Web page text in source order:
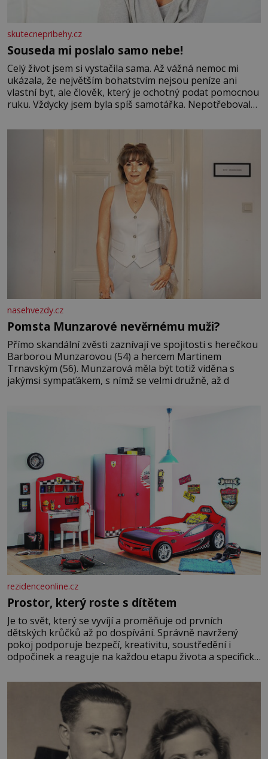
skutecnepribehy.cz
Souseda mi poslalo samo nebe!
Celý život jsem si vystačila sama. Až vážná nemoc mi
ukázala, že největším bohatstvím nejsou peníze ani
vlastní byt, ale člověk, který je ochotný podat pomocnou
ruku. Vždycky jsem byla spíš samotářka. Nepotřebovala
mi knihy, práce a hlavně klid. Hned po studiích jsem
nasehvezdy.cz
Pomsta Munzarové nevěrnému muži?
Přímo skandální zvěsti zaznívají ve spojitosti s herečkou
Barborou Munzarovou (54) a hercem Martinem
Trnavským (56). Munzarová měla být totiž viděna s
jakýmsi sympaťákem, s nímž se velmi družně, až d
rezidenceonline.cz
Prostor, který roste s dítětem
Je to svět, který se vyvíjí a proměňuje od prvních
dětských krůčků až po dospívání. Správně navržený
pokoj podporuje bezpečí, kreativitu, soustředění i
odpočinek a reaguje na každou etapu života a specifické
měkkost a bezpečí, proto by pokoj miminka měl působit
především klidně a útulně. Předškolní věk je